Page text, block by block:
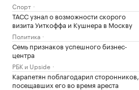
Спорт
ТАСС узнал о возможности скорого
визита Уиткоффа и Кушнера в Москву
Политика
Семь признаков успешного бизнес-
центра
РБК и Upside
Карапетян поблагодарил сторонников,
посещавших его во время ареста